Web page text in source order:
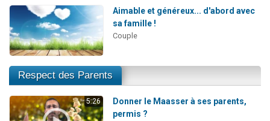
Aimable et généreux... d'abord avec
sa famille !
Couple
Respect des Parents
5:26
Donner le Maasser à ses parents,
permis ?